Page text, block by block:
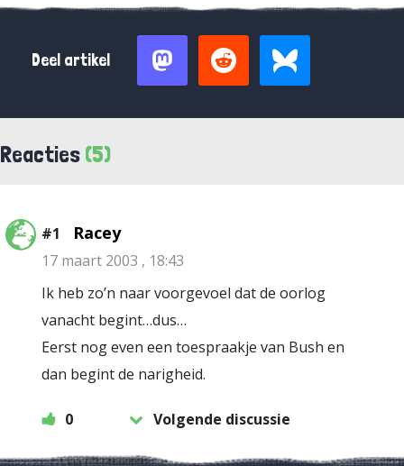
Deel artikel
Reacties (5)
#1 Racey
17 maart 2003 , 18:43
Ik heb zo’n naar voorgevoel dat de oorlog
vanacht begint…dus…
Eerst nog even een toespraakje van Bush en
dan begint de narigheid.
0 Volgende discussie